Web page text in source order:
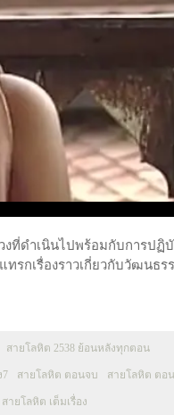
งที่ดำเนินไปพร้อมกับการปฏิ
รกเรื่องราวเกี่ยวกับวัฒนธร
สายโลหิต 2538 ย้อนหลังทุกตอน
7 สายโลหิต ตอนจบ สายโลหิต ตอ
สายโลหิต เต็มเรื่อง